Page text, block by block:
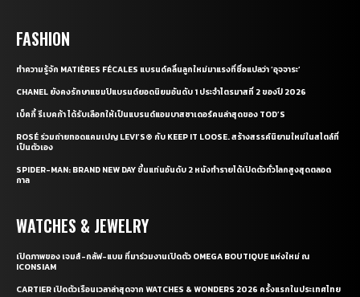
FASHION
ทำความรู้จัก MATIÈRES FÉCALES แบรนด์คลื่นลูกใหม่มาแรงที่ชื่อแปลว่า ‘อุจจาระ’
CHANEL ยังคงรักษาแชมป์แบรนด์ยอดนิยมอันดับ 1 ประจำไตรมาสที่ 2 ของปี 2026
เบ็คกี้ รีเบคก้า ได้รับเลือกให้เป็นแบรนด์แอมบาสซาเดอร์คนล่าสุดของ TOD’S
ROSÉ ร่วมถ่ายทอดแคมเปญ LEVI’S® กับ KEEP IT LOOSE. สร้างสรรค์นิยามใหม่ในสไตล์ที่
เป็นตัวเอง
SPIDER-MAN: BRAND NEW DAY ขึ้นแท่นอันดับ 2 หนังทำรายได้เปิดตัวทั่วโลกสูงสุดตลอด
กาล
WATCHES & JEWELRY
เปิดภาพของ เจมส์-กลัฟ-แบม ที่มาร่วมงานเปิดตัว OMEGA BOUTIQUE แห่งใหม่ ณ
ICONSIAM
CARTIER เปิดตัวเรือนเวลาล่าสุดจาก WATCHES & WONDERS 2026 ครั้งแรกในประเทศไทย